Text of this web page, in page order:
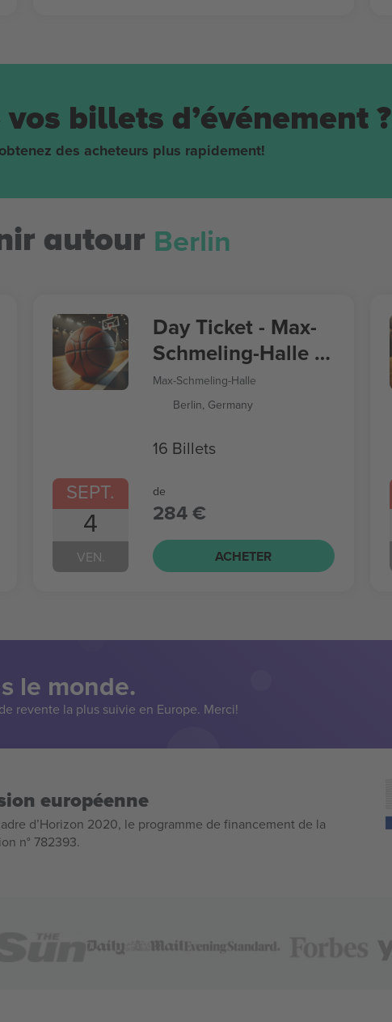
billets d’événement ?
des acheteurs plus rapidement!
autour Berlin
SEPT.
4
VEN.
Day Ticket - Max-
Schmeling-Halle -
Women’s
Basketball World
Max-Schmeling-Halle
Berlin, Germany
16 Billets
de
284 €
ACHETER
le monde.
revente la plus suivie en Europe. Merci!
européenne
d’Horizon 2020, le programme de financement de la
n° 782393.